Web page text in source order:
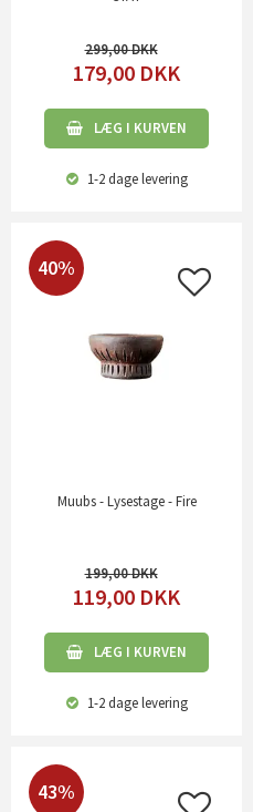
299,00
179,00 DKK
LÆG I KURVEN
1-2 dagelevering
40%
Muubs - Lysestage - Fire
199,00
119,00 DKK
LÆG I KURVEN
1-2 dagelevering
43%